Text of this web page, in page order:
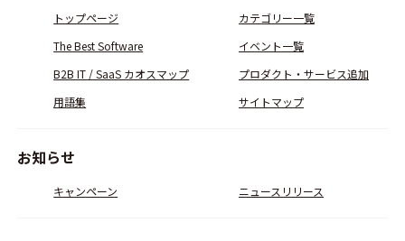
トップページ
カテゴリー一覧
The Best Software
イベント一覧
B2B IT / SaaS カオスマップ
プロダクト・サービス追加
用語集
サイトマップ
お知らせ
キャンペーン ニュースリリース